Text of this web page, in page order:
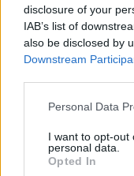
disclosure of your
IAB’s list of
also be disclosed by
Downstream
Personal Data
I want to opt-out
personal data.
Opted In
foglalkoztatottság-
százalékos)
előrejelzések 130 és
között...
A keresett cikk a
tartozik, melynek